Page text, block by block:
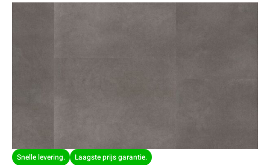
Snelle levering. Laagste prijs garantie.